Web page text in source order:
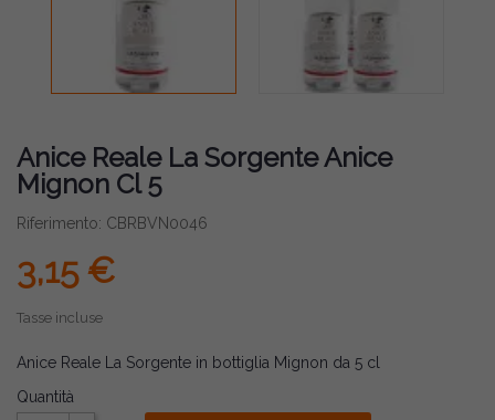
Anice Reale La Sorgente Anice
Mignon Cl 5
Riferimento: CBRBVN0046
3,15 €
Tasse incluse
Anice Reale La Sorgente in bottiglia Mignon da 5 cl
Quantità